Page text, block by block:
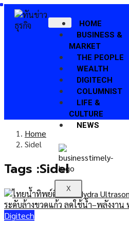
HOME
BUSINESS &
MARKET
THE PEOPLE
WEALTH
DIGITECH
COLUMNIST
LIFE &
CULTURE
NEWS
X
Home
Sidel
Tags :Sidel
Digitech